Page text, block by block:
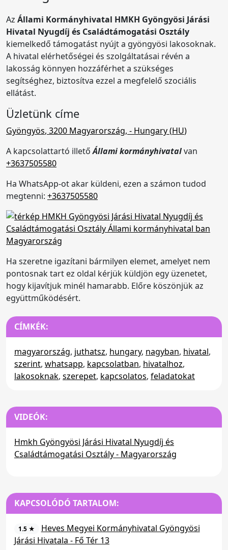
Az Állami Kormányhivatal HMKH Gyöngyösi Járási
Hivatal Nyugdíj és Családtámogatási Osztály
kiemelkedő támogatást nyújt a gyöngyösi lakosoknak.
A hivatal elérhetőségei és szolgáltatásai révén a
lakosság könnyen hozzáférhet a szükséges
segítséghez, biztosítva ezzel a megfelelő szociális
ellátást.
Üzletünk címe
Gyöngyös, 3200 Magyarország, - Hungary (HU)
A kapcsolattartó illetőÁllami kormányhivatalvan
+3637505580
Ha WhatsApp-ot akar küldeni, ezen a számon tudod
megtenni: +3637505580
Ha szeretne igazítani bármilyen elemet, amelyet nem
pontosnak tart ez oldal kérjük küldjön egy üzenetet,
hogy kijavítjuk minél hamarabb. Előre köszönjük az
együttműködésért.
CÍMKÉK:
magyarország, juthatsz, hungary, nagyban, hivatal,
szerint, whatsapp, kapcsolatban, hivatalhoz,
lakosoknak, szerepet, kapcsolatos, feladatokat
VIDEÓK:
Hmkh Gyöngyösi Járási Hivatal Nyugdíj és
Családtámogatási Osztály - Magyarország
KAPCSOLÓDÓ TARTALOM:
1.5 ★
Heves Megyei Kormányhivatal Gyöngyösi
Járási Hivatala - Fő Tér 13